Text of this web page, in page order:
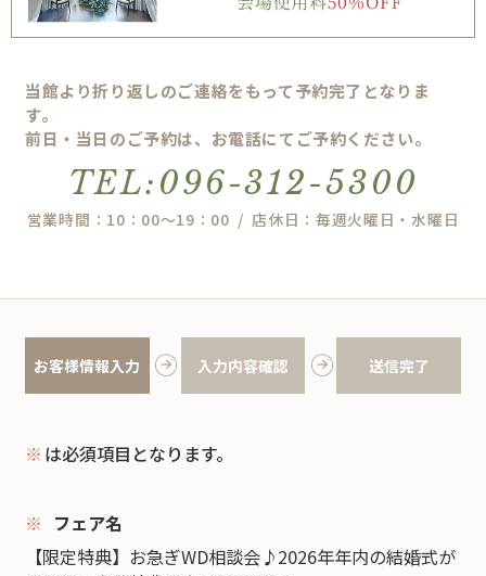
当館より折り返しのご連絡をもって予約完了となりま
す。
前日・当日のご予約は、お電話にてご予約ください。
TEL:096-312-5300
営業時間：10：00～19：00 / 店休日：毎週火曜日・水曜日
お客様情報入力 入力内容確認 送信完了
※ は必須項目となります。
フェア名
【限定特典】お急ぎWD相談会♪2026年年内の結婚式が